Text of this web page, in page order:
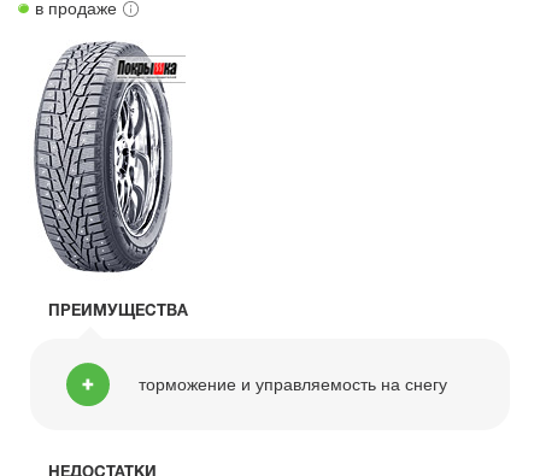
в продаже
ПРЕИМУЩЕСТВА
торможение и управляемость на снегу
НЕДОСТАТКИ